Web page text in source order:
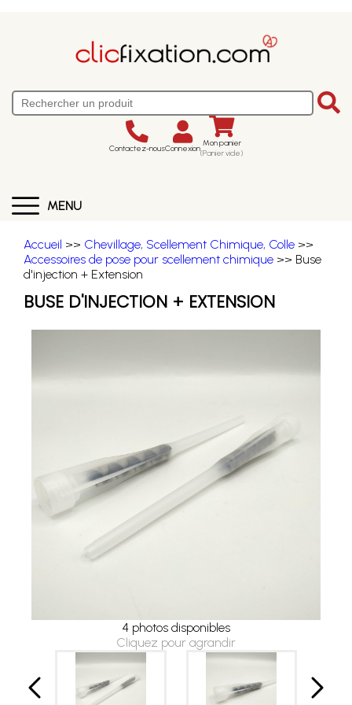
Contactez-nousConnexion Mon panier
(Panier vide)
MENU
Accueil >> Chevillage, Scellement Chimique, Colle >>
Accessoires de pose pour scellement chimique >> Buse
d'injection + Extension
BUSE D'INJECTION + EXTENSION
4 photos disponibles
Cliquez pour agrandir